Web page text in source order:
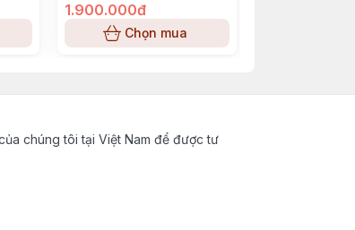
1.900.000đ
Chọn mua
chúng tôi tại Việt Nam để được tư